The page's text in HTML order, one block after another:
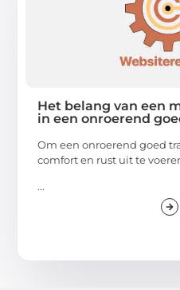
Het belang van een
in een onroerend
Om een onroerend goed
comfort en rust uit te
...